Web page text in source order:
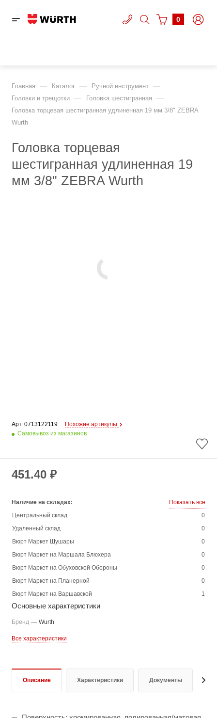
0
Главная — Каталог — Ручной инструмент —
Головки и трещотки — Головка шестигранная —
Головка торцевая шестигранная удлиненная 19 мм 3/8" ZEBRA
Wurth
Головка торцевая
шестигранная удлиненная 19
мм 3/8" ZEBRA Wurth
Арт. 0713122119
Похожие артикулы
Самовывоз из магазинов
451.40 ₽
Наличие на складах:
Показать все
Центральный склад
0
Удаленный склад
0
Вюрт Маркет Шушары
0
Вюрт Маркет на Маршала Блюхера
0
Вюрт Маркет на Обуховской Обороны
0
Вюрт Маркет на Планерной
0
Вюрт Маркет на Варшавской
1
Основные характеристики
Бренд — Wurth
Все характеристики
Описание Характеристики Документы